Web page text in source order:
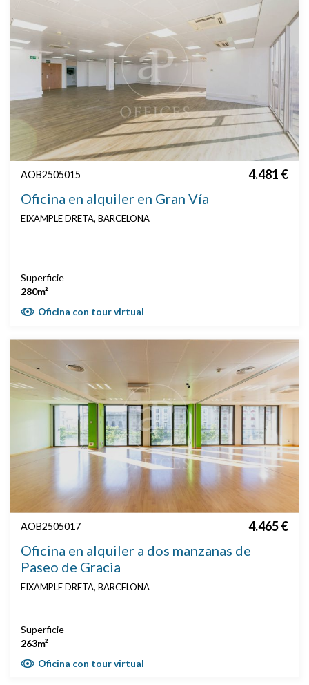
AOB2505015 4.481 €
Oficina en alquiler en Gran Vía
EIXAMPLE DRETA, BARCELONA
Superficie
280m²
Oficina con tour virtual
AOB2505017 4.465 €
Oficina en alquiler a dos manzanas de
Paseo de Gracia
EIXAMPLE DRETA, BARCELONA
Superficie
263m²
Oficina con tour virtual